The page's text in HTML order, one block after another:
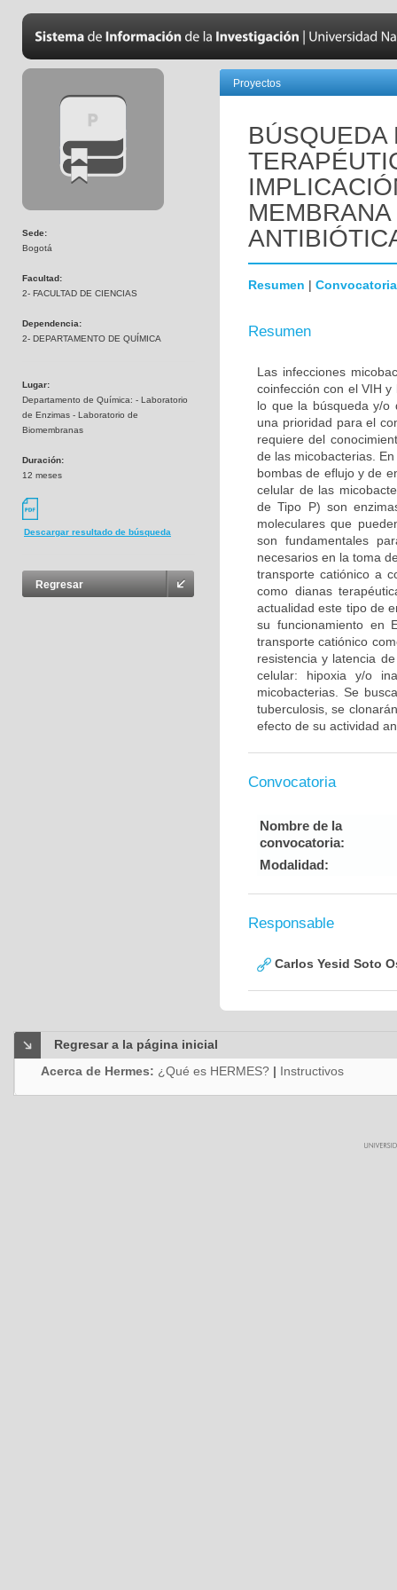
Sede:
Bogotá
Facultad:
2- FACULTAD DE CIENCIAS
Dependencia:
2- DEPARTAMENTO DE QUÍMICA
Lugar:
Departamento de Química: - Laboratorio
de Enzimas - Laboratorio de
Biomembranas
Duración:
12 meses
Descargar resultado de búsqueda
Regresar
Proyectos
BÚSQUEDA
Resumen | Convocatoria
Resumen
Las infecciones
coinfección con el VIH
lo que la búsqueda y/o
una prioridad para el
requiere del
de las micobacterias.
bombas de eflujo y de
celular de las
de Tipo P) son
moleculares que
son fundamentales
necesarios en la toma
transporte catiónico a
como dianas
actualidad este tipo de
su funcionamiento en
transporte catiónico
resistencia y latencia
celular: hipoxia y/o
micobacterias. Se
tuberculosis, se
efecto de su actividad
Convocatoria
Nombre de la
convocatoria:
Modalidad:
Responsable
Carlos Yesid Soto
Regresar a la página inicial
Acerca de Hermes: ¿Qué es HERMES? | Instructivos